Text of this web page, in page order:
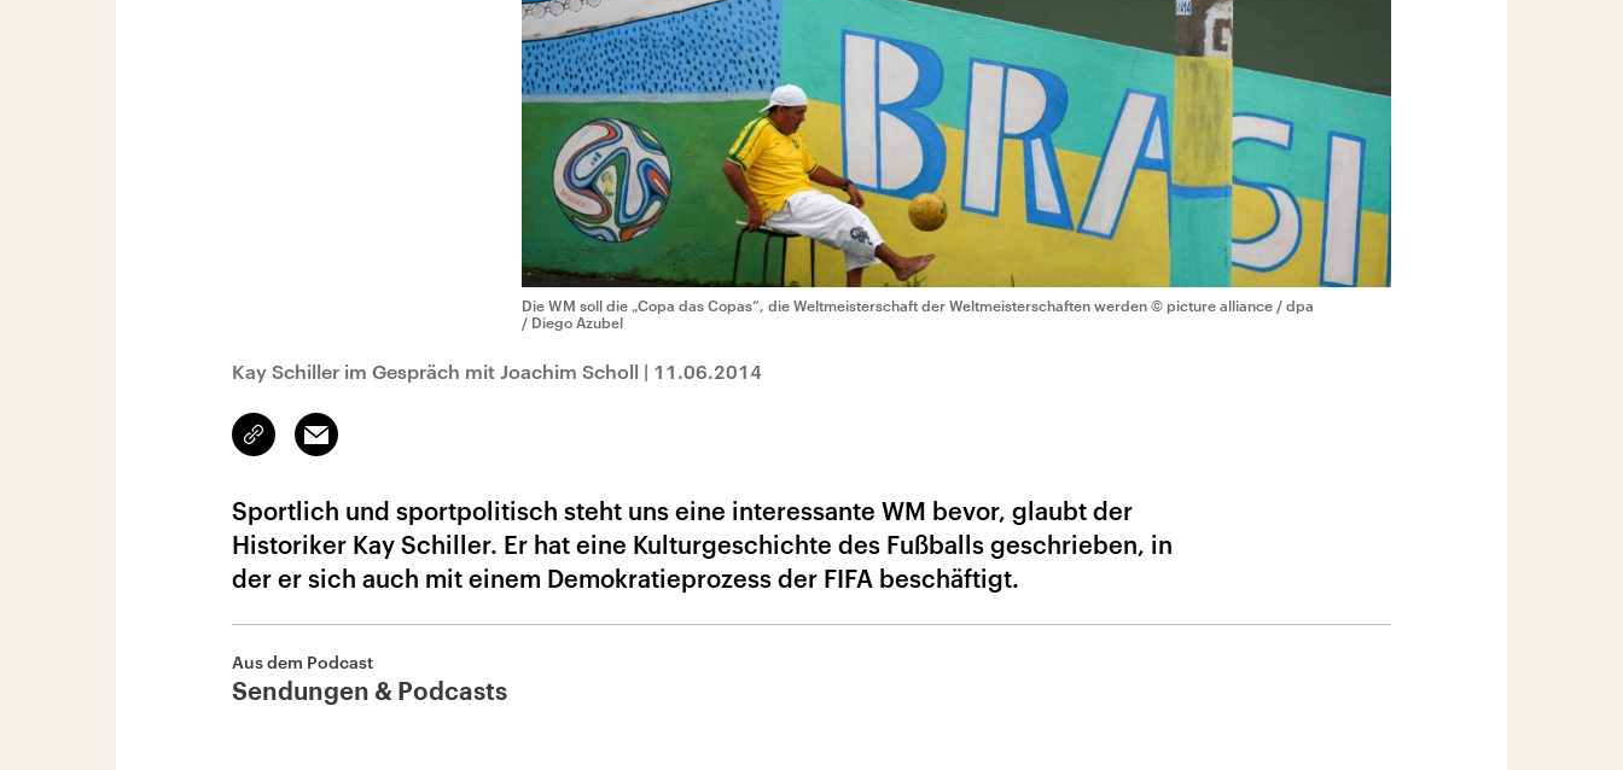
Die WM soll die „Copa das Copas“, die Weltmeisterschaft der Weltmeisterschaften werden © picture alliance / dpa
/ Diego Azubel
Kay Schiller im Gespräch mit Joachim Scholl | 11.06.2014
Link
kopieren/teilen
Email
Sportlich und sportpolitisch steht uns eine interessante WM bevor, glaubt der
Historiker Kay Schiller. Er hat eine Kulturgeschichte des Fußballs geschrieben, in
der er sich auch mit einem Demokratieprozess der FIFA beschäftigt.
Aus dem Podcast
Sendungen & Podcasts